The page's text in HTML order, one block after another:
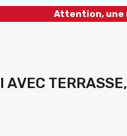
Attention, une